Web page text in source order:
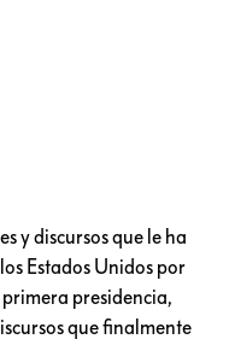
y discursos que le ha
Estados Unidos por
presidencia,
que finalmente